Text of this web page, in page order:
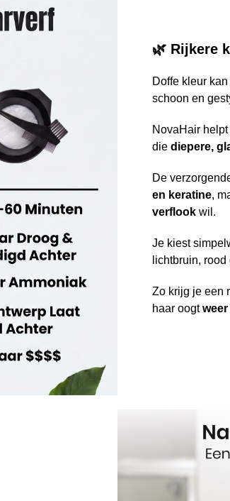
🌿 Rijkere
Doffe kleur
schoon en
NovaHair
die diepere,
De
en keratine,
verflookwil.
Je kiest
lichtbruin, rood
Zo krijg je een
haar oogt